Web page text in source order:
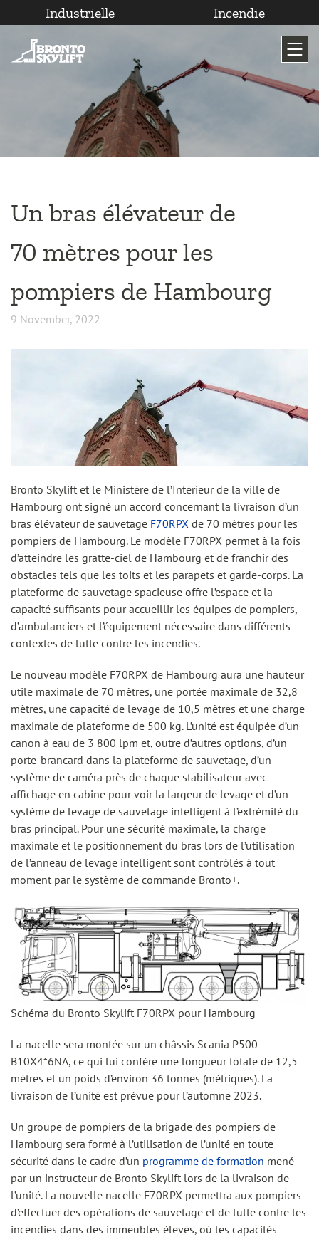
contenu
Industrielle Incendie
Un bras élévateur de
70 mètres pour les
pompiers de Hambourg
9 November, 2022
Bronto Skylift et le Ministère de l’Intérieur de la ville de
Hambourg ont signé un accord concernant la livraison d’un
bras élévateur de sauvetage F70RPX de 70 mètres pour les
pompiers de Hambourg. Le modèle F70RPX permet à la fois
d’atteindre les gratte-ciel de Hambourg et de franchir des
obstacles tels que les toits et les parapets et garde-corps. La
plateforme de sauvetage spacieuse offre l’espace et la
capacité suffisants pour accueillir les équipes de pompiers,
d’ambulanciers et l’équipement nécessaire dans différents
contextes de lutte contre les incendies.
Le nouveau modèle F70RPX de Hambourg aura une hauteur
utile maximale de 70 mètres, une portée maximale de 32,8
mètres, une capacité de levage de 10,5 mètres et une charge
maximale de plateforme de 500 kg. L’unité est équipée d’un
canon à eau de 3 800 lpm et, outre d’autres options, d’un
porte-brancard dans la plateforme de sauvetage, d’un
système de caméra près de chaque stabilisateur avec
affichage en cabine pour voir la largeur de levage et d’un
système de levage de sauvetage intelligent à l’extrémité du
bras principal. Pour une sécurité maximale, la charge
maximale et le positionnement du bras lors de l’utilisation
de l’anneau de levage intelligent sont contrôlés à tout
moment par le système de commande Bronto+.
Schéma du Bronto Skylift F70RPX pour Hambourg
La nacelle sera montée sur un châssis Scania P500
B10X4*6NA, ce qui lui confère une longueur totale de 12,5
mètres et un poids d’environ 36 tonnes (métriques). La
livraison de l’unité est prévue pour l’automne 2023.
Un groupe de pompiers de la brigade des pompiers de
Hambourg sera formé à l’utilisation de l’unité en toute
sécurité dans le cadre d’un programme de formation mené
par un instructeur de Bronto Skylift lors de la livraison de
l’unité. La nouvelle nacelle F70RPX permettra aux pompiers
d’effectuer des opérations de sauvetage et de lutte contre les
incendies dans des immeubles élevés, où les capacités